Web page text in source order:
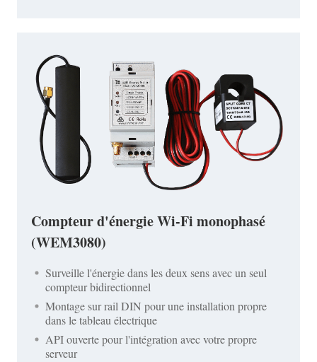
Compteur d'énergie Wi-Fi monophasé
(WEM3080)
Surveille l'énergie dans les deux sens avec un seul
compteur bidirectionnel
Montage sur rail DIN pour une installation propre
dans le tableau électrique
API ouverte pour l'intégration avec votre propre
serveur